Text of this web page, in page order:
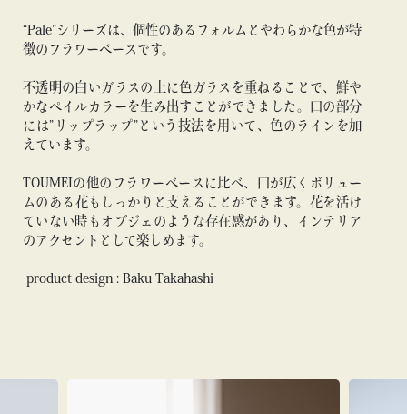
“Pale”シリーズは、個性のあるフォルムとやわらかな色が特
徴のフラワーベースです。
不透明の白いガラスの上に色ガラスを重ねることで、鮮や
かなペイルカラーを生み出すことができました。口の部分
には”リップラップ”という技法を用いて、色のラインを加
えています。
TOUMEIの他のフラワーベースに比べ、口が広くボリュー
ムのある花もしっかりと支えることができます。花を活け
ていない時もオブジェのような存在感があり、インテリア
のアクセントとして楽しめます。
product design : Baku Takahashi